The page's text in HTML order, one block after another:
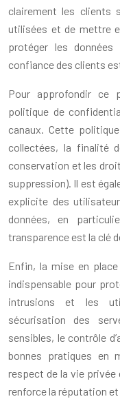
clairement les clients
utilisées et de mettre
protéger les
confiance des clients
Pour approfondir ce
politique de
canaux. Cette
collectées, la finalité
conservation et les
suppression). Il est
explicite des
données, en
transparence est la clé
Enfin, la mise en
indispensable pour
intrusions et les
sécurisation des
sensibles, le contrôle
bonnes pratiques en
respect de la vie
renforce la réputation